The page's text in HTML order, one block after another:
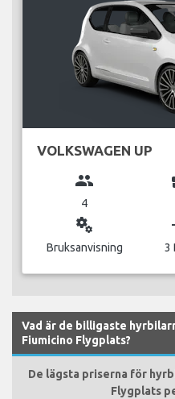
VOLKSWAGEN UP
group
4
miscellaneous_services
Bruksanvisning 3
Vad är de billigaste
Fiumicino Flygplats?
De lägsta priserna för
Flygplats